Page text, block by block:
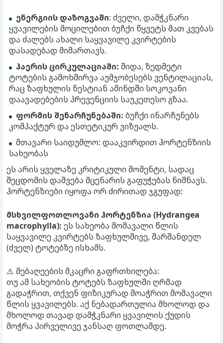
ენერგიის დაზოგვაში: ძველი, დამჭკნარი
ყვავილების მოცილებით ბუჩქი წყვეტს მათ კვებას
და ძალებს ახალი საყვავილე კვირტების
დასადებად მიმართავს.
ჰაერის ცირკულაციაში: შიდა, ზედმეტი
ტოტების გამოხშირვა აუმჯობესებს ვენტილაციას,
რაც ზაფხულის ნესტიან ამინდში სოკოვანი
დაავადებების პრევენციის საუკეთესო გზაა.
ფორმის შენარჩუნებაში: ბუჩქი ინარჩუნებს
კომპაქტურ და ესთეტიკურ ვიზუალს.
მთავარი საიდუმლო: დააკვირდით ჰორტენზიის
სახეობას
ეს არის ყველაზე კრიტიკული მომენტი, სადაც
შეცდომის დაშვება მცენარის გაფუჭებას ნიშნავს.
ჰორტენზიები იყოფა ორ ძირითად ჯგუფად:
მსხვილფოთლოვანი ჰორტენზია (Hydrangea
macrophylla): ეს სახეობა მომავალი წლის
საყვავილე კვირტებს ზაფხულშივე, შარშანდელ
(ძველ) ტოტებზე ისხამს.
⚠️ მებაღეების მკაცრი გაფრთხილება:
თუ ამ სახეობის ტოტებს ზაფხულში ღრმად
გადაჭრით, თქვენ ფიზიკურად მოაჭრით მომავალი
წლის ყვავილებს. აქ ნებადართულია მხოლოდ და
მხოლოდ თავად დამჭკნარი ყვავილის ქუდის
მოჭრა პირველივე ჯანსაღ ფოთლამდე.